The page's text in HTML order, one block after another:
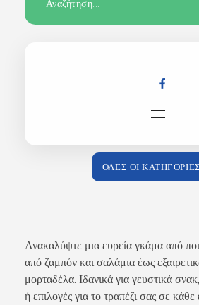
Αρχική
ΌΛΕΣ ΟΙ ΚΑΤΗΓΟΡΊΕΣ
Ανακαλύψτε μια ευρεία γκάμα από
από ζαμπόν και σαλάμια έως
μορταδέλα. Ιδανικά για γευστικά
ή επιλογές για το τραπέζι σας σε κάθε